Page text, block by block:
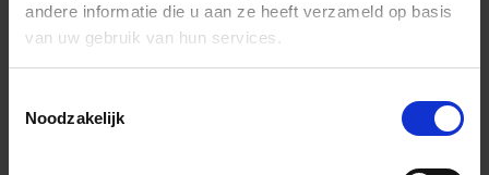
andere informatie die u aan ze heeft verzameld op basis
van uw gebruik van hun services.
Noodzakelijk